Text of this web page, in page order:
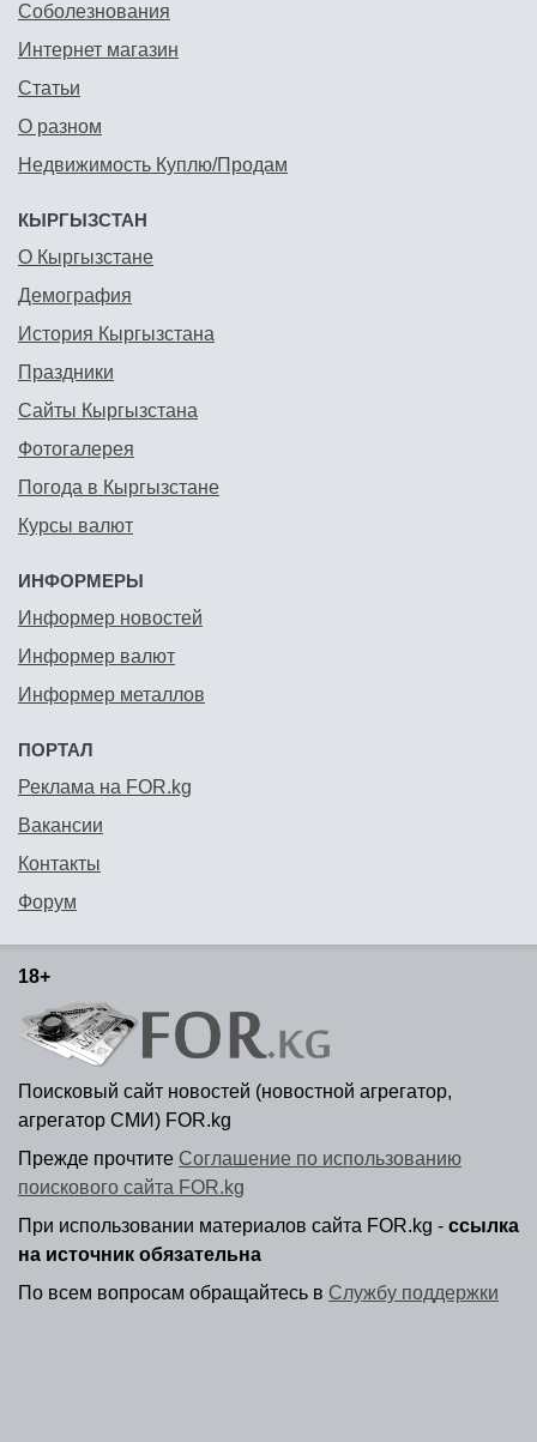
Соболезнования
Интернет магазин
Статьи
О разном
Недвижимость Куплю/Продам
КЫРГЫЗСТАН
О Кыргызстане
Демография
История Кыргызстана
Праздники
Сайты Кыргызстана
Фотогалерея
Погода в Кыргызстане
Курсы валют
ИНФОРМЕРЫ
Информер новостей
Информер валют
Информер металлов
ПОРТАЛ
Реклама на FOR.kg
Вакансии
Контакты
Форум
18+
Поисковый сайт новостей (новостной агрегатор,
агрегатор СМИ) FOR.kg
Прежде прочтите Соглашение по использованию
поискового сайта FOR.kg
При использовании материалов сайта FOR.kg - ссылка
на источник обязательна
По всем вопросам обращайтесь в Службу поддержки